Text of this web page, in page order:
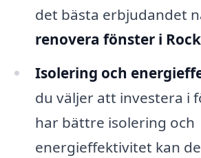
det bästa erbjudandet
renovera fönster i
Isolering och
du väljer att investera i
har bättre isolering och
energieffektivitet kan